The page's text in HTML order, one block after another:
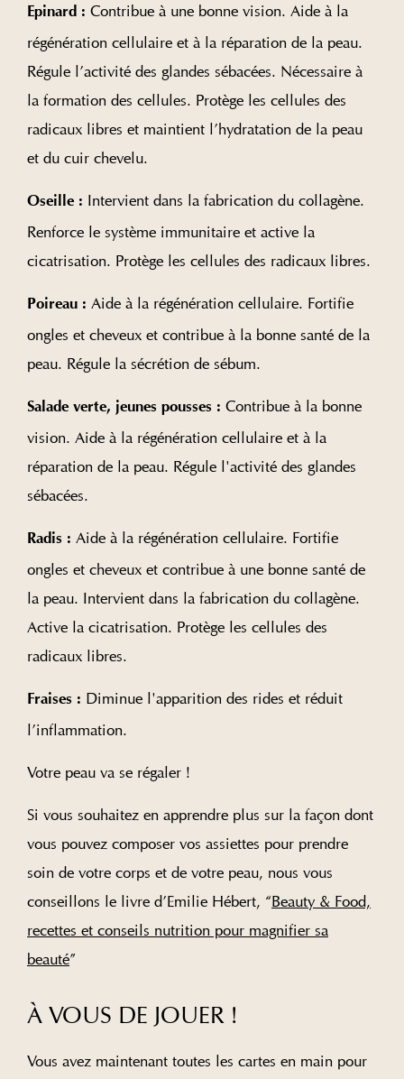
Epinard : Contribue à une bonne vision. Aide à la
régénération cellulaire et à la réparation de la peau.
Régule l’activité des glandes sébacées. Nécessaire à
la formation des cellules. Protège les cellules des
radicaux libres et maintient l’hydratation de la peau
et du cuir chevelu.
Oseille : Intervient dans la fabrication du collagène.
Renforce le système immunitaire et active la
cicatrisation. Protège les cellules des radicaux libres.
Poireau : Aide à la régénération cellulaire. Fortifie
ongles et cheveux et contribue à la bonne santé de la
peau. Régule la sécrétion de sébum.
Salade verte, jeunes pousses : Contribue à la bonne
vision. Aide à la régénération cellulaire et à la
réparation de la peau. Régule l'activité des glandes
sébacées.
Radis : Aide à la régénération cellulaire. Fortifie
ongles et cheveux et contribue à une bonne santé de
la peau. Intervient dans la fabrication du collagène.
Active la cicatrisation. Protège les cellules des
radicaux libres.
Fraises : Diminue l'apparition des rides et réduit
l’inflammation.
Votre peau va se régaler !
Si vous souhaitez en apprendre plus sur la façon dont
vous pouvez composer vos assiettes pour prendre
soin de votre corps et de votre peau, nous vous
conseillons le livre d’Emilie Hébert, “Beauty & Food,
recettes et conseils nutrition pour magnifier sa
beauté”
À VOUS DE JOUER !
Vous avez maintenant toutes les cartes en main pour